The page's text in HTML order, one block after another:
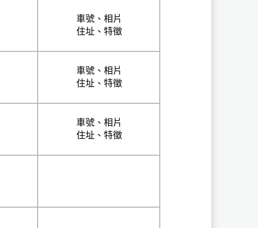
車號、相片
住址、特徵
車號、相片
住址、特徵
車號、相片
住址、特徵